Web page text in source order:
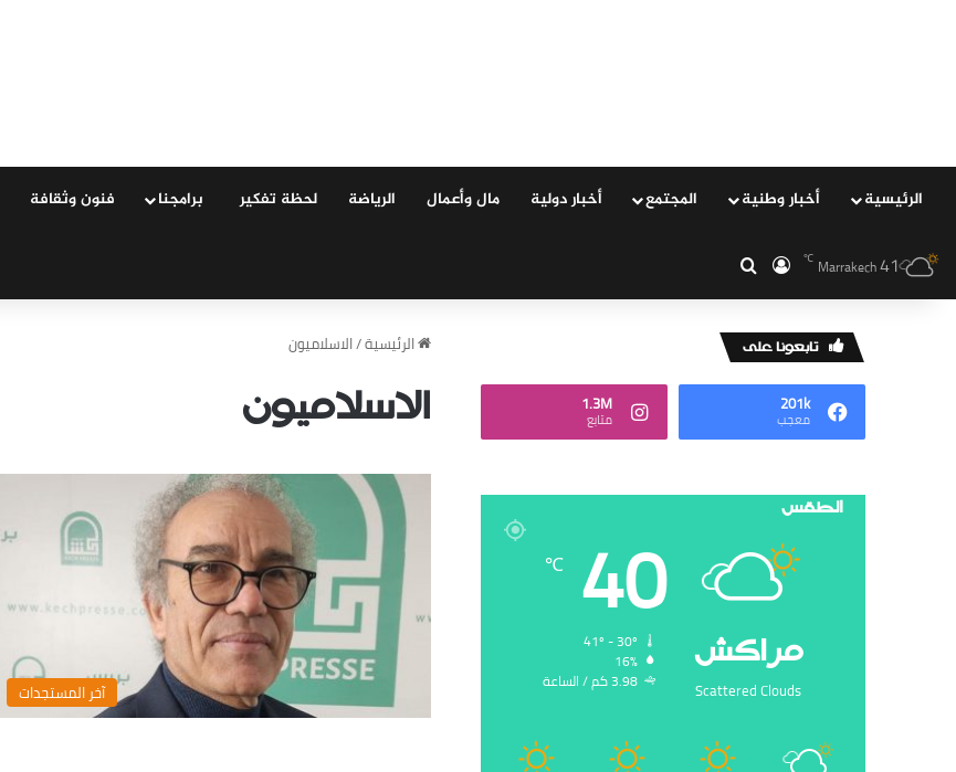
الرئيسية ‏أخبار وطنية المجتمع ‏أخبار دولية مال وأعمال الرياضة لحظة تفكير ‏ ‏برامجنا فنون وثقافة
Marrakech41
℃ ‏الدخول
‏الرئيسية/الاسلاميون
الاسلاميون
‏آخر المستجدات
‏تابعونا على
201k
‏معجب
1.3M
‏متابع
الطقس
‏مراكش
Scattered Clouds
40
℃
16%
3.98 ‏كم / الساعة